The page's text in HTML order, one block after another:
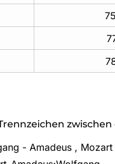
- Amadeus , Mozart